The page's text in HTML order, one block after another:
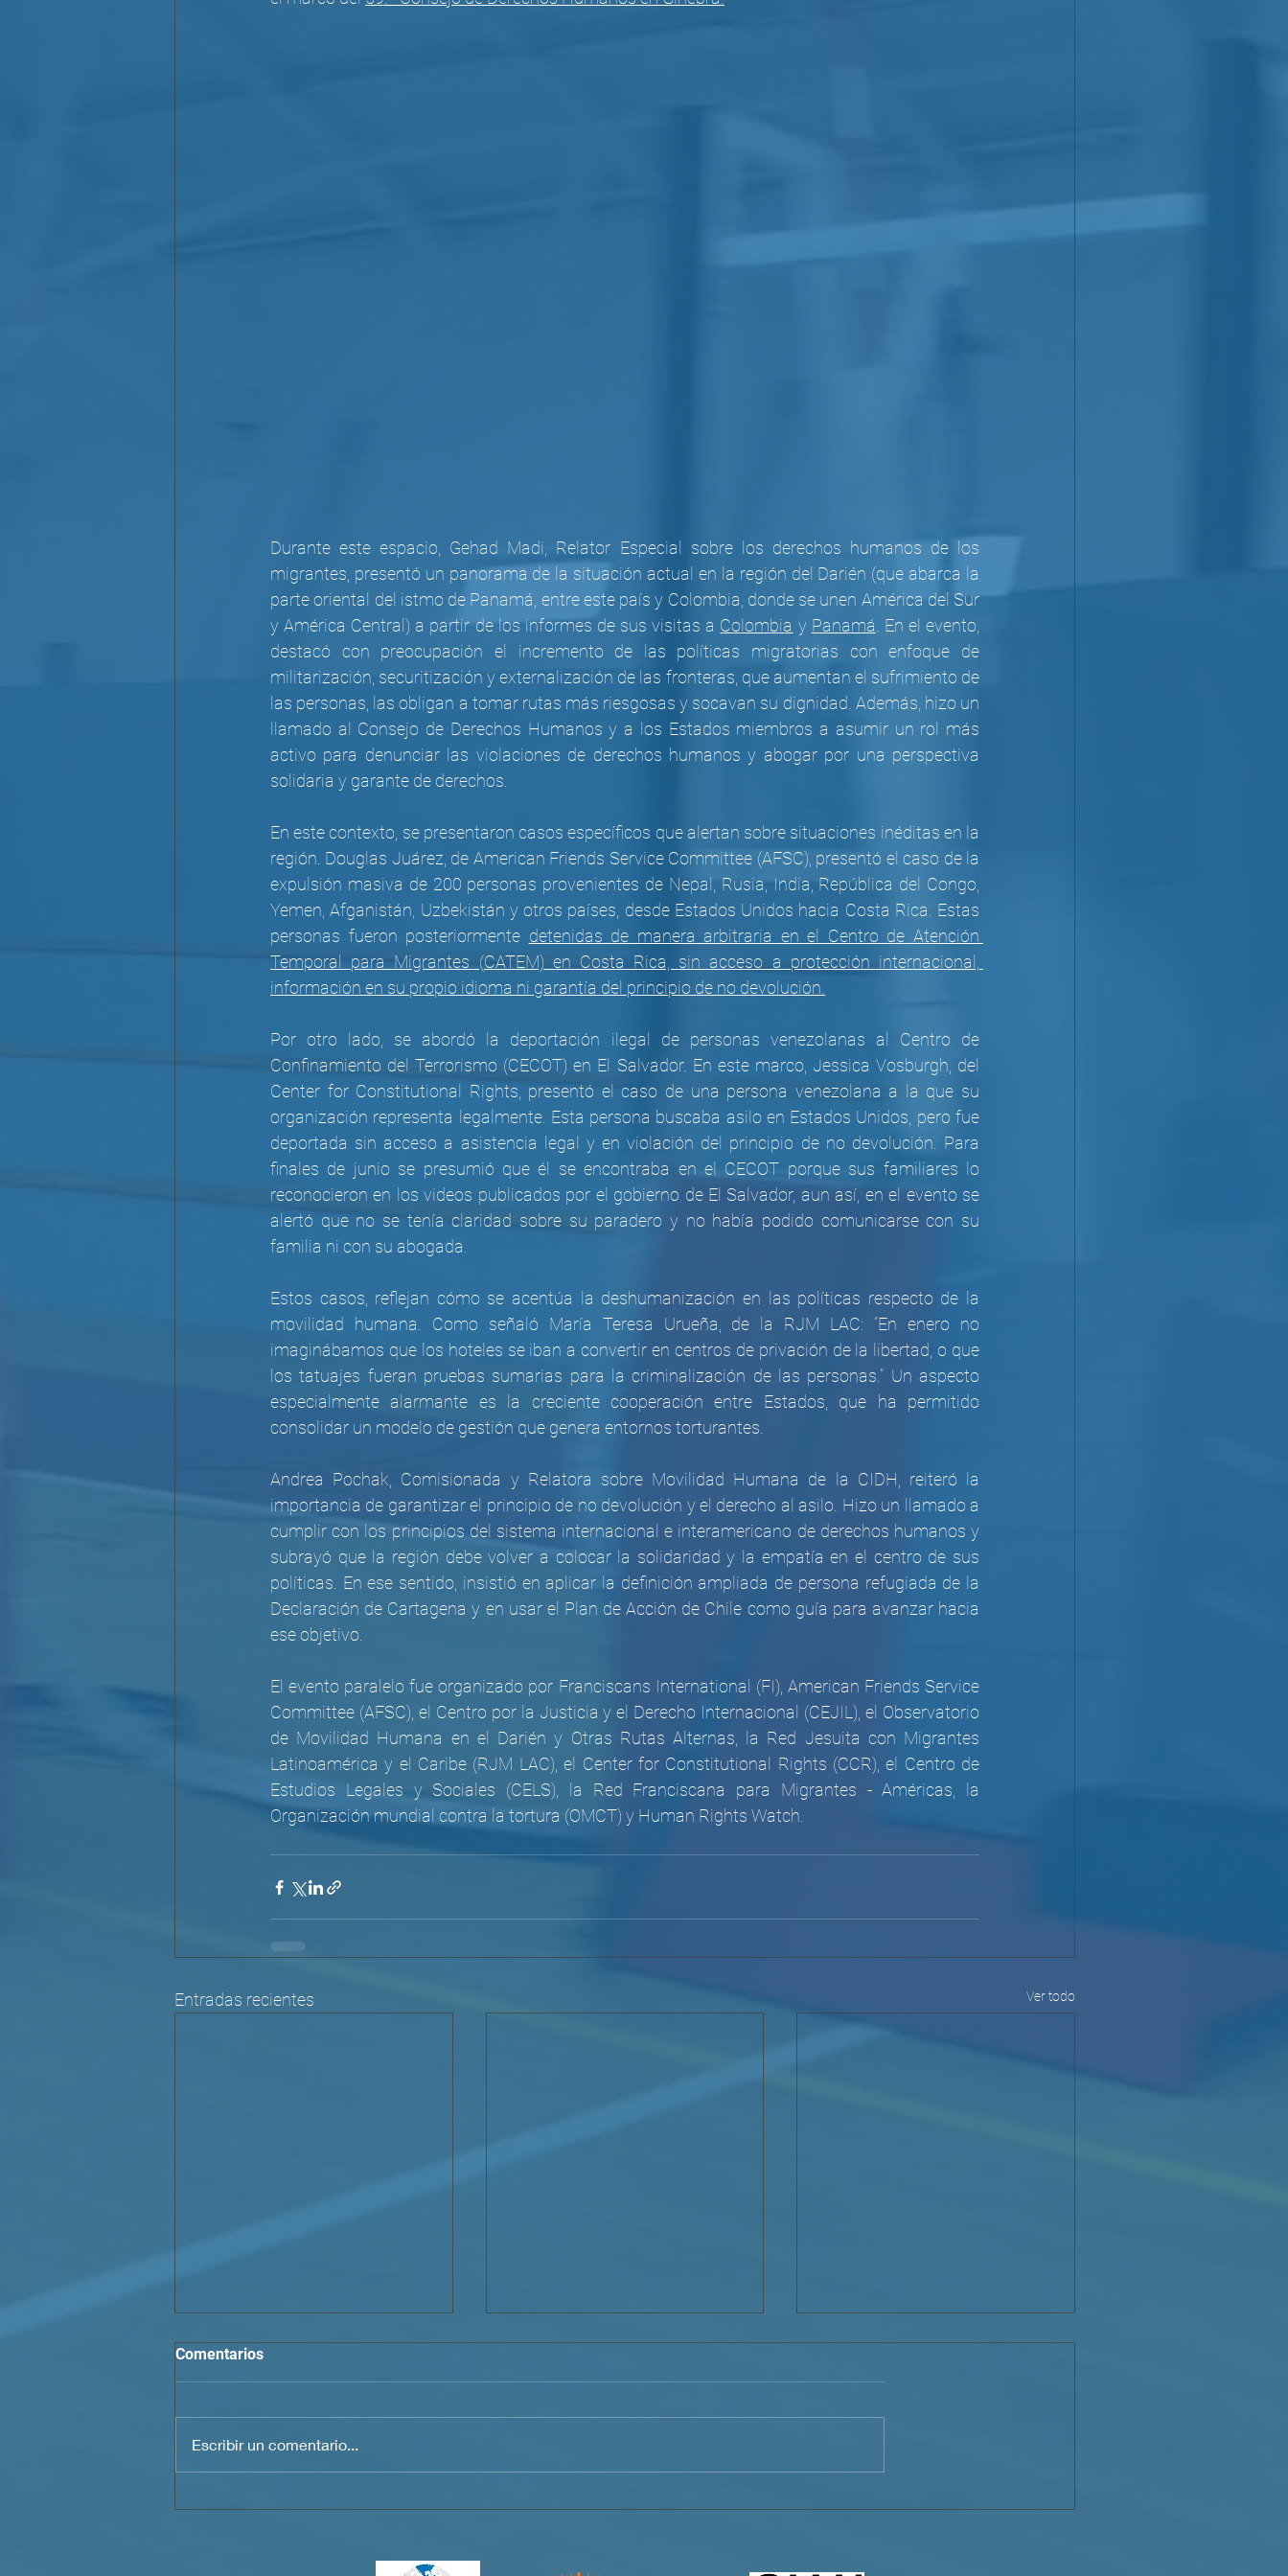
Durante este espacio, Gehad Madi, Relator Especial sobre los derechos humanos de los
migrantes, presentó un panorama de la situación actual en la región del Darién (que abarca la
parte oriental del istmo de Panamá, entre este país y Colombia, donde se unen América del Sur
y América Central) a partir de los informes de sus visitas a Colombia y Panamá. En el evento,
destacó con preocupación el incremento de las políticas migratorias con enfoque de
militarización, securitización y externalización de las fronteras, que aumentan el sufrimiento de
las personas, las obligan a tomar rutas más riesgosas y socavan su dignidad. Además, hizo un
llamado al Consejo de Derechos Humanos y a los Estados miembros a asumir un rol más
activo para denunciar las violaciones de derechos humanos y abogar por una perspectiva
solidaria y garante de derechos.
En este contexto, se presentaron casos específicos que alertan sobre situaciones inéditas en la
región. Douglas Juárez, de American Friends Service Committee (AFSC), presentó el caso de la
expulsión masiva de 200 personas provenientes de Nepal, Rusia, India, República del Congo,
Yemen, Afganistán, Uzbekistán y otros países, desde Estados Unidos hacia Costa Rica. Estas
personas fueron posteriormente detenidas de manera arbitraria en el Centro de Atención
Temporal para Migrantes (CATEM) en Costa Rica, sin acceso a protección internacional,
información en su propio idioma ni garantía del principio de no devolución.
Por otro lado, se abordó la deportación ilegal de personas venezolanas al Centro de
Confinamiento del Terrorismo (CECOT) en El Salvador. En este marco, Jessica Vosburgh, del
Center for Constitutional Rights, presentó el caso de una persona venezolana a la que su
organización representa legalmente. Esta persona buscaba asilo en Estados Unidos, pero fue
deportada sin acceso a asistencia legal y en violación del principio de no devolución. Para
finales de junio se presumió que él se encontraba en el CECOT porque sus familiares lo
reconocieron en los videos publicados por el gobierno de El Salvador, aun así, en el evento se
alertó que no se tenía claridad sobre su paradero y no había podido comunicarse con su
familia ni con su abogada.
Estos casos, reflejan cómo se acentúa la deshumanización en las políticas respecto de la
movilidad humana. Como señaló María Teresa Urueña, de la RJM LAC: “En enero no
imaginábamos que los hoteles se iban a convertir en centros de privación de la libertad, o que
los tatuajes fueran pruebas sumarias para la criminalización de las personas.” Un aspecto
especialmente alarmante es la creciente cooperación entre Estados, que ha permitido
consolidar un modelo de gestión que genera entornos torturantes.
Andrea Pochak, Comisionada y Relatora sobre Movilidad Humana de la CIDH, reiteró la
importancia de garantizar el principio de no devolución y el derecho al asilo. Hizo un llamado a
cumplir con los principios del sistema internacional e interamericano de derechos humanos y
subrayó que la región debe volver a colocar la solidaridad y la empatía en el centro de sus
políticas. En ese sentido, insistió en aplicar la definición ampliada de persona refugiada de la
Declaración de Cartagena y en usar el Plan de Acción de Chile como guía para avanzar hacia
ese objetivo.
El evento paralelo fue organizado por Franciscans International (FI), American Friends Service
Committee (AFSC), el Centro por la Justicia y el Derecho Internacional (CEJIL), el Observatorio
de Movilidad Humana en el Darién y Otras Rutas Alternas, la Red Jesuita con Migrantes
Latinoamérica y el Caribe (RJM LAC), el Center for Constitutional Rights (CCR), el Centro de
Estudios Legales y Sociales (CELS), la Red Franciscana para Migrantes - Américas, la
Organización mundial contra la tortura (OMCT) y Human Rights Watch.
Entradas recientes Ver todo
theMistreatment of Haitian
Comentarios
Escribir un comentario...